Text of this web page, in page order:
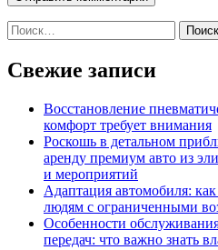
Найти:
Свежие записи
Восстановление
комфорт требует внимания
Роскошь в детальном
аренду премиум авто из
и мероприятий
Адаптация автомобиля:
людям с ограниченными
Особенности
передач: что важно знать